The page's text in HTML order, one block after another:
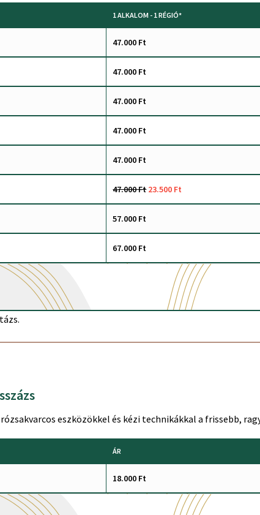
1 ALKALOM - 1 RÉGIÓ*
47.000 Ft
47.000 Ft
47.000 Ft
47.000 Ft
47.000 Ft
47.000 Ft23.500 Ft
57.000 Ft
67.000 Ft
eszközökkel és kézi technikákkal a frissebb,
ÁR
18.000 Ft